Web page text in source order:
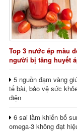
Top 3 nước ép màu
người bị tăng huyết
5 nguồn đạm vàng
tế bài, bảo vệ sức
diện
6 sai lầm khiến bổ
omega-3 không đạt